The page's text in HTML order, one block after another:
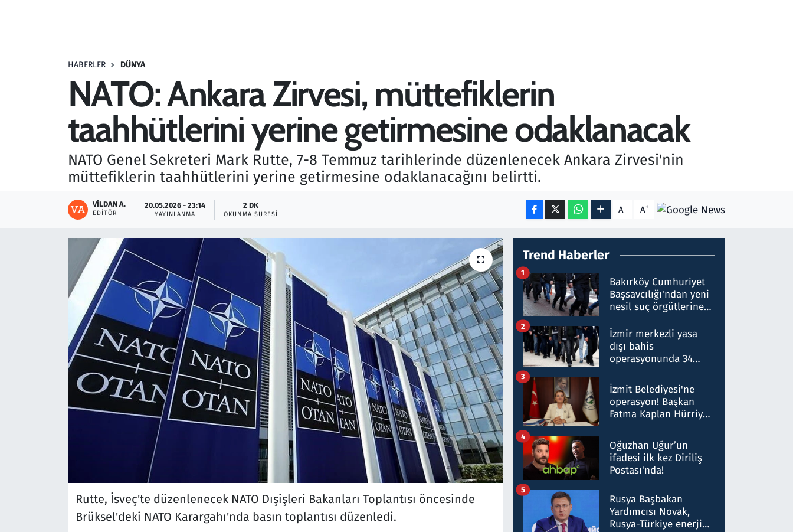
HABERLER DÜNYA
NATO: Ankara Zirvesi, müttefiklerin
taahhütlerini yerine getirmesine odaklanacak
NATO Genel Sekreteri Mark Rutte, 7-8 Temmuz tarihlerinde düzenlenecek Ankara Zirvesi'nin
müttefiklerin taahhütlerini yerine getirmesine odaklanacağını belirtti.
VILDAN A.
EDITÖR
20.05.2026 - 23:14
YAYINLANMA
2 DK
OKUNMA SÜRESI A- A+
Rutte, İsveç'te düzenlenecek NATO Dışişleri Bakanları Toplantısı öncesinde
Brüksel'deki NATO Karargahı'nda basın toplantısı düzenledi.
Trend Haberler
Bakırköy Cumhuriyet
Başsavcılığı'ndan yeni
nesil suç örgütlerine
hakkında gözaltı kararı
1
İzmir merkezli yasa
dışı bahis
operasyonunda 34
Milyar liralık para
trafiği tespit edildi
2
İzmit Belediyesi'ne
operasyon! Başkan
Fatma Kaplan Hürriyet
3
Oğuzhan Uğur’un
ifadesi ilk kez Diriliş
Postası'nda!
4
Rusya Başbakan
Yardımcısı Novak,
Rusya-Türkiye enerji
5
Savunma Sanayi
Teknoloji ve Bilim
Televizyon